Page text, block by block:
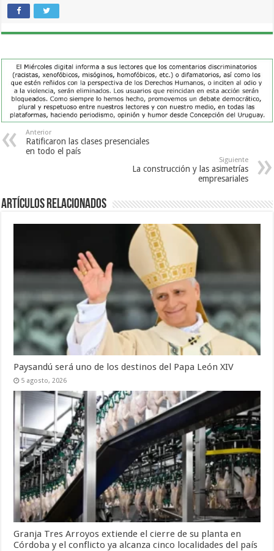
Anterior
Ratificaron las clases presenciales
en todo el país
Siguiente
La construcción y las asimetrías
empresariales
Artículos Relacionados
Paysandú será uno de los destinos del Papa León XIV
5 agosto, 2026
Granja Tres Arroyos extiende el cierre de su planta en
Córdoba y el conflicto ya alcanza cinco localidades del país